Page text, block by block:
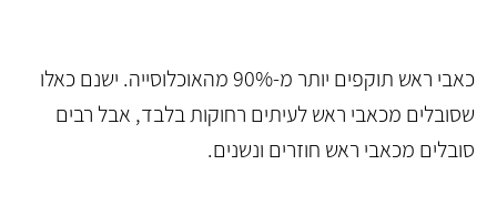
כאבי ראש תוקפים יותר מ-90% מהאוכלוסייה. ישנם כאלו
שסובלים מכאבי ראש לעיתים רחוקות בלבד, אבל רבים
סובלים מכאבי ראש חוזרים ונשנים.